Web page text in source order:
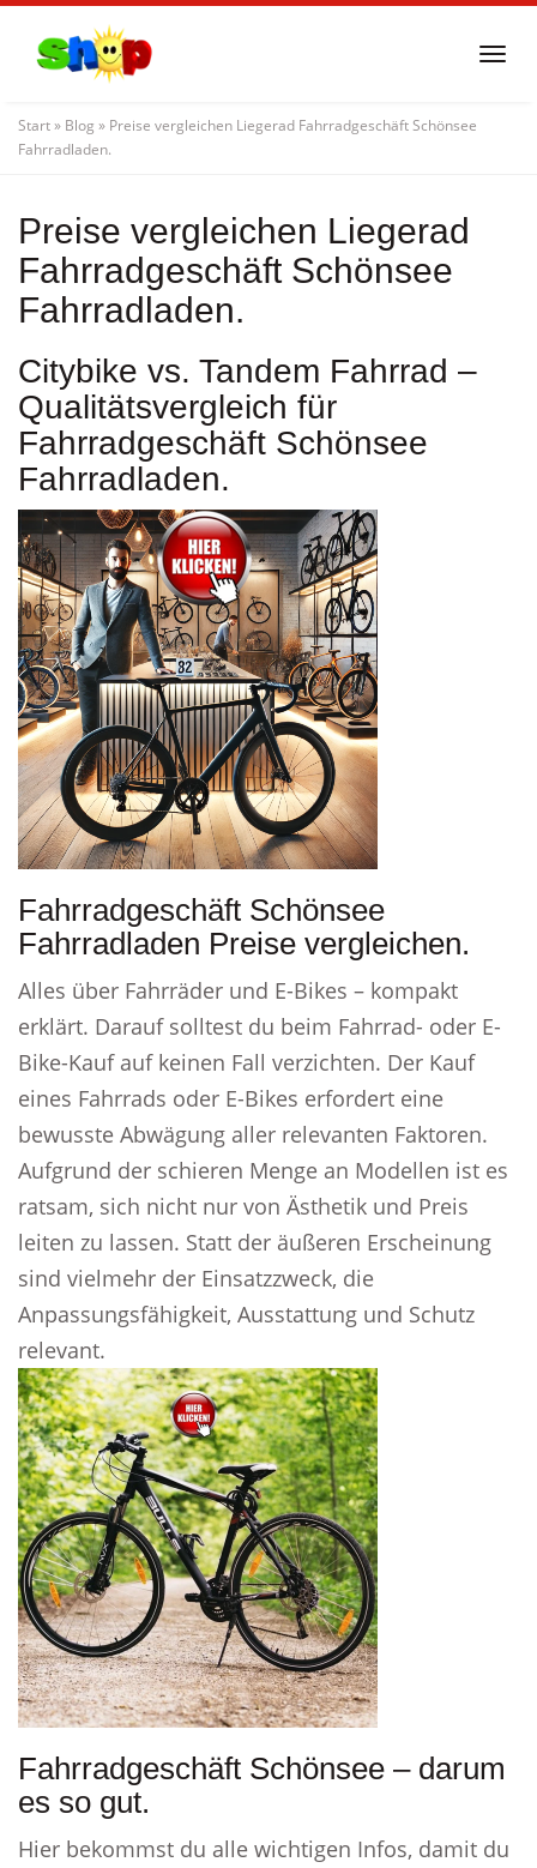
content
Start» Blog » Preise vergleichen Liegerad Fahrradgeschäft Schönsee
Fahrradladen.
Preise vergleichen Liegerad
Fahrradgeschäft Schönsee
Fahrradladen.
Citybike vs. Tandem Fahrrad –
Qualitätsvergleich für
Fahrradgeschäft Schönsee
Fahrradladen.
Fahrradgeschäft Schönsee
Fahrradladen Preise vergleichen.
Alles über Fahrräder und E-Bikes – kompakt
erklärt. Darauf solltest du beim Fahrrad- oder E-
Bike-Kauf auf keinen Fall verzichten. Der Kauf
eines Fahrrads oder E-Bikes erfordert eine
bewusste Abwägung aller relevanten Faktoren.
Aufgrund der schieren Menge an Modellen ist es
ratsam, sich nicht nur von Ästhetik und Preis
leiten zu lassen. Statt der äußeren Erscheinung
sind vielmehr der Einsatzzweck, die
Anpassungsfähigkeit, Ausstattung und Schutz
relevant.
Fahrradgeschäft Schönsee – darum
es so gut.
Hier bekommst du alle wichtigen Infos, damit du